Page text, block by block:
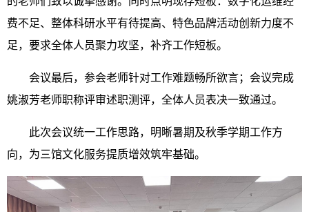
费不足、整体科研水平有待提高、特色品牌活动创新力度不
足，要求全体人员聚力攻坚，补齐工作短板。
会议最后，参会老师针对工作难题畅所欲言；会议完成
姚淑芳老师职称评审述职测评，全体人员表决一致通过。
此次会议统一工作思路，明晰暑期及秋季学期工作方
向，为三馆文化服务提质增效筑牢基础。